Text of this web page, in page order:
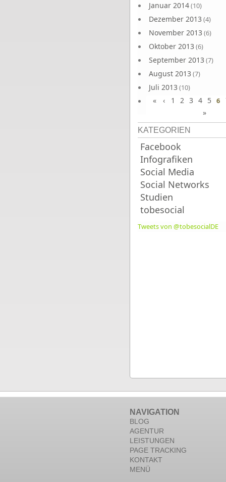
Januar 2014(10)
Dezember 2013 (4)
November 2013 (6)
Oktober 2013 (6)
September 2013 (7)
August 2013 (7)
Juli 2013 (10)
Juni 2013(10)
« ‹ 1 2 3 4 5 6
»
KATEGORIEN
Facebook
Infografiken
Social Media
Social Networks
Studien
tobesocial
Tweets von @tobesocialDE
NAVIGATION
BLOG
AGENTUR
LEISTUNGEN
PAGE TRACKING
KONTAKT
MENÜ